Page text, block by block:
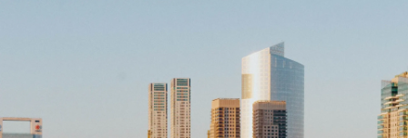
Sous-traitez les opérations complexes liées à l’emploi
Calculateur de paiement des freelances
Découvrez les devises disponibles et les vitesses de
paiement pour vos freelances internationaux
Deutsch